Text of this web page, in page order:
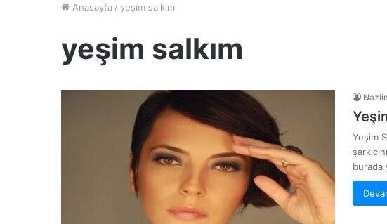
Anasayfa / yeşim salkım
yeşim salkım
Yeşim
burada